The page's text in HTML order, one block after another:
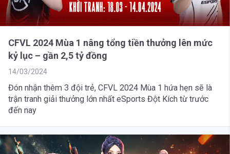
CFVL 2024 Mùa 1 nâng tổng tiền thưởng lên mức
kỷ lục – gần 2,5 tỷ đồng
14/03/2024
Đón nhận thêm 3 đội trẻ, CFVL 2024 Mùa 1 hứa hẹn sẽ là
trận tranh giải thưởng lớn nhất eSports Đột Kích từ trước
đến nay